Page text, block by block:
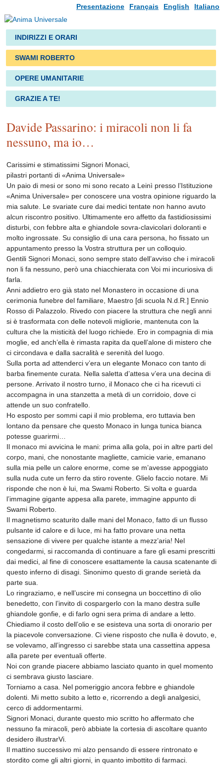
Italiano
English
Français
Presentazione
INDIRIZZI E ORARI
SWAMI ROBERTO
OPERE UMANITARIE
GRAZIE A TE!
Davide Passarino: i miracoli non li fa
nessuno, ma io…
Carissimi e stimatissimi Signori Monaci,
pilastri portanti di «Anima Universale»
Un paio di mesi or sono mi sono recato a Leinì presso l’Istituzione
«Anima Universale» per conoscere una vostra opinione riguardo la
mia salute. Le svariate cure dai medici tentate non hanno avuto
alcun riscontro positivo. Ultimamente ero affetto da fastidiosissimi
disturbi, con febbre alta e ghiandole sovra-clavicolari doloranti e
molto ingrossate. Su consiglio di una cara persona, ho fissato un
appuntamento presso la Vostra struttura per un colloquio.
Gentili Signori Monaci, sono sempre stato dell’avviso che i miracoli
non li fa nessuno, però una chiacchierata con Voi mi incuriosiva di
farla.
Anni addietro ero già stato nel Monastero in occasione di una
cerimonia funebre del familiare, Maestro [di scuola N.d.R.] Ennio
Rosso di Palazzolo. Rivedo con piacere la struttura che negli anni
si è trasformata con delle notevoli migliorie, mantenuta con la
cultura che la misticità del luogo richiede. Ero in compagnia di mia
moglie, ed anch’ella è rimasta rapita da quell’alone di mistero che
ci circondava e dalla sacralità e serenità del luogo.
Sulla porta ad attenderci v’era un elegante Monaco con tanto di
barba finemente curata. Nella saletta d’attesa v’era una decina di
persone. Arrivato il nostro turno, il Monaco che ci ha ricevuti ci
accompagna in una stanzetta a metà di un corridoio, dove ci
attende un suo confratello.
Ho esposto per sommi capi il mio problema, ero tuttavia ben
lontano da pensare che questo Monaco in lunga tunica bianca
potesse guarirmi…
Il monaco mi avvicina le mani: prima alla gola, poi in altre parti del
corpo, mani, che nonostante magliette, camicie varie, emanano
sulla mia pelle un calore enorme, come se m’avesse appoggiato
sulla nuda cute un ferro da stiro rovente. Glielo faccio notare. Mi
risponde che non è lui, ma Swami Roberto. Si volta e guarda
l’immagine gigante appesa alla parete, immagine appunto di
Swami Roberto.
Il magnetismo scaturito dalle mani del Monaco, fatto di un flusso
pulsante id calore e di luce, mi ha fatto provare una netta
sensazione di vivere per qualche istante a mezz’aria! Nel
congedarmi, si raccomanda di continuare a fare gli esami prescritti
dai medici, al fine di conoscere esattamente la causa scatenante di
questo inferno di disagi. Sinonimo questo di grande serietà da
parte sua.
Lo ringraziamo, e nell’uscire mi consegna un boccettino di olio
benedetto, con l’invito di cospargerlo con la mano destra sulle
ghiandole gonfie, e di farlo ogni sera prima di andare a letto.
Chiediamo il costo dell’olio e se esisteva una sorta di onorario per
la piacevole conversazione. Ci viene risposto che nulla è dovuto, e,
se volevamo, all’ingresso ci sarebbe stata una cassettina appesa
alla parete per eventuali offerte.
Noi con grande piacere abbiamo lasciato quanto in quel momento
ci sembrava giusto lasciare.
Torniamo a casa. Nel pomeriggio ancora febbre e ghiandole
dolenti. Mi metto subito a letto e, ricorrendo a degli analgesici,
cerco di addormentarmi.
Signori Monaci, durante questo mio scritto ho affermato che
nessuno fa miracoli, però abbiate la cortesia di ascoltare quanto
desidero illustrarVi.
Il mattino successivo mi alzo pensando di essere rintronato e
stordito come gli altri giorni, in quanto imbottito di farmaci.